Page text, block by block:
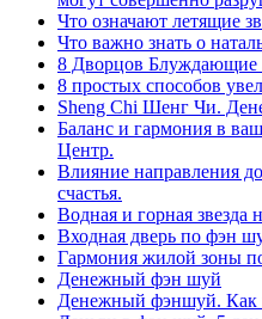
Что означают летящие
Что важно знать о
8 Дворцов Блуждающие
8 простых способов
Sheng Chi Шенг Чи.
Баланс и гармония в
Центр.
Влияние направления
счастья.
Водная и горная звезда
Входная дверь по фэн
Гармония жилой зоны
Денежный фэн шуй
Денежный фэншуй. Как